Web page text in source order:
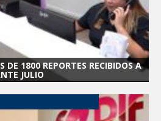
1800 REPORTES RECIBIDOS A
JULIO